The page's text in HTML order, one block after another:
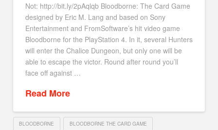
Not: http://bit.ly/2pAqlqb Bloodborne: The Card Game
designed by Eric M. Lang and based on Sony
Entertainment and FromSoftware’s hit video game
Bloodborne for the PlayStation 4. In it, several Hunters
will enter the Chalice Dungeon, but only one will be
able to escape the victor. Round after round you’ll
face off against …
Read More
BLOODBORNE BLOODBORNE THE CARD GAME